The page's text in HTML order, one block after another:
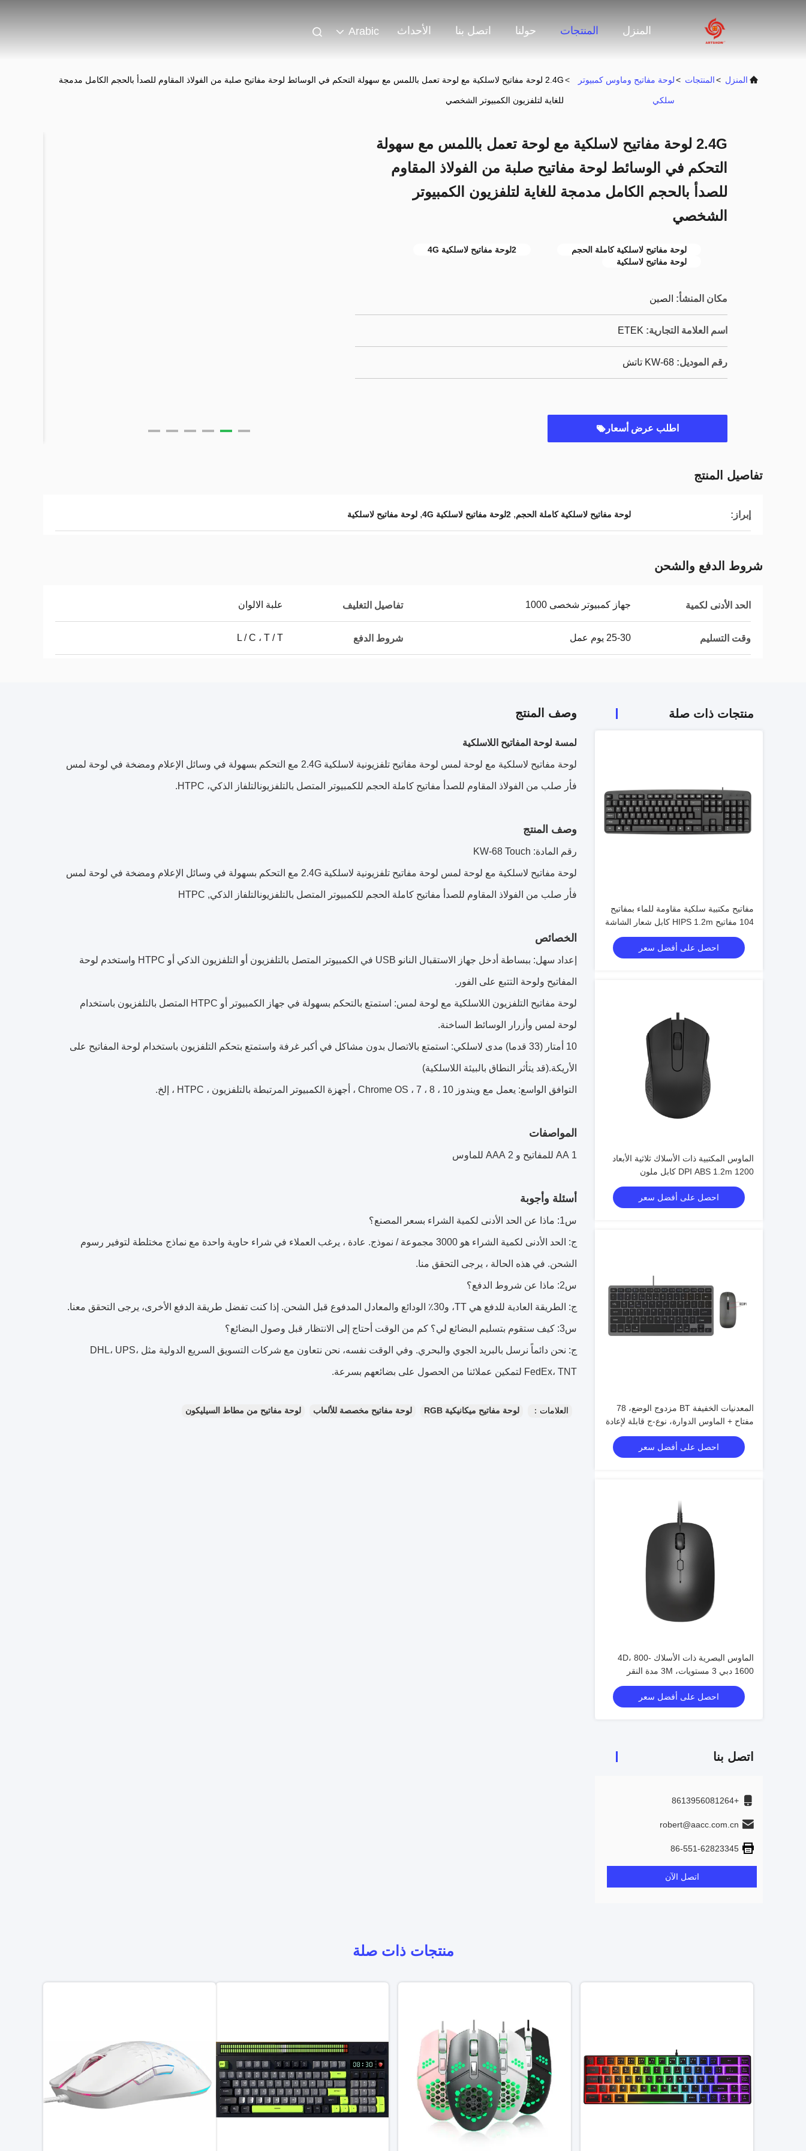
المنزل المنتجات حولنا اتصل بنا الأحداث Arabic
المنزل >المنتجات >لوحة مفاتيح وماوس كمبيوتر
سلكي
> 2.4G لوحة مفاتيح لاسلكية مع لوحة تعمل باللمس مع سهولة التحكم في الوسائط لوحة مفاتيح صلبة من الفولاذ المقاوم للصدأ بالحجم الكامل مدمجة
للغاية لتلفزيون الكمبيوتر الشخصي
2.4G لوحة مفاتيح لاسلكية مع لوحة تعمل باللمس مع سهولة
التحكم في الوسائط لوحة مفاتيح صلبة من الفولاذ المقاوم
للصدأ بالحجم الكامل مدمجة للغاية لتلفزيون الكمبيوتر
الشخصي
لوحة مفاتيح لاسلكية كاملة الحجم
2لوحة مفاتيح لاسلكية 4G
لوحة مفاتيح لاسلكية
مكان المنشأ: الصين
اسم العلامة التجارية: ETEK
رقم الموديل: KW-68 تاتش
اطلب عرض أسعار
تفاصيل المنتج
إبراز: لوحة مفاتيح لاسلكية كاملة الحجم, 2لوحة مفاتيح لاسلكية 4G , لوحة مفاتيح لاسلكية
شروط الدفع والشحن
الحد الأدنى لكمية جهاز كمبيوتر شخصى 1000 تفاصيل التغليف علبة الالوان
وقت التسليم 25-30 يوم عمل شروط الدفع L / C ، T / T
منتجات ذات صلة
مفاتيح مكتبية سلكية مقاومة للماء بمفاتيح
104 مفاتيح HIPS 1.2m كابل شعار الشاشة
الحريرية المخصصة
احصل على أفضل سعر
الماوس المكتبية ذات الأسلاك ثلاثية الأبعاد
1200 DPI ABS 1.2m كابل ملون
احصل على أفضل سعر
المعدنيات الخفيفة BT مزدوج الوضع، 78
مفتاح + الماوس الدوارة، نوع-ج قابلة لإعادة
الشحن
احصل على أفضل سعر
الماوس البصرية ذات الأسلاك 4D، 800-
1600 دبي 3 مستويات، 3M مدة النقر
احصل على أفضل سعر
اتصل بنا
+8613956081264
robert@aacc.com.cn
86-551-62823345
اتصل الآن
وصف المنتج
لمسة لوحة المفاتيح اللاسلكية
لوحة مفاتيح لاسلكية مع لوحة لمس لوحة مفاتيح تلفزيونية لاسلكية 2.4G مع التحكم بسهولة في وسائل الإعلام ومضخة في لوحة لمس
فأر صلب من الفولاذ المقاوم للصدأ مفاتيح كاملة الحجم للكمبيوتر المتصل بالتلفزيونالتلفاز الذكي، HTPC.
وصف المنتج
رقم المادة: KW-68 Touch
لوحة مفاتيح لاسلكية مع لوحة لمس لوحة مفاتيح تلفزيونية لاسلكية 2.4G مع التحكم بسهولة في وسائل الإعلام ومضخة في لوحة لمس
فأر صلب من الفولاذ المقاوم للصدأ مفاتيح كاملة الحجم للكمبيوتر المتصل بالتلفزيونالتلفاز الذكي, HTPC
الخصائص
إعداد سهل: ببساطة أدخل جهاز الاستقبال النانو USB في الكمبيوتر المتصل بالتلفزيون أو التلفزيون الذكي أو HTPC واستخدم لوحة
المفاتيح ولوحة التتبع على الفور.
لوحة مفاتيح التلفزيون اللاسلكية مع لوحة لمس: استمتع بالتحكم بسهولة في جهاز الكمبيوتر أو HTPC المتصل بالتلفزيون باستخدام
لوحة لمس وأزرار الوسائط الساخنة.
10 أمتار (33 قدما) مدى لاسلكي: استمتع بالاتصال بدون مشاكل في أكبر غرفة واستمتع بتحكم التلفزيون باستخدام لوحة المفاتيح على
الأريكة.(قد يتأثر النطاق بالبيئة اللاسلكية)
التوافق الواسع: يعمل مع ويندوز 10 ، 8 ، 7 ، Chrome OS ، أجهزة الكمبيوتر المرتبطة بالتلفزيون ، HTPC ، إلخ.
المواصفات
1 AA للمفاتيح و 2 AAA للماوس
أسئلة وأجوبة
س1: ماذا عن الحد الأدنى لكمية الشراء بسعر المصنع؟
ج: الحد الأدنى لكمية الشراء هو 3000 مجموعة / نموذج. عادة ، يرغب العملاء في شراء حاوية واحدة مع نماذج مختلطة لتوفير رسوم
الشحن. في هذه الحالة ، يرجى التحقق منا.
س2: ماذا عن شروط الدفع؟
ج: الطريقة العادية للدفع هي TT، و30٪ الودائع والمعادل المدفوع قبل الشحن. إذا كنت تفضل طريقة الدفع الأخرى، يرجى التحقق معنا.
س3: كيف ستقوم بتسليم البضائع لي؟ كم من الوقت أحتاج إلى الانتظار قبل وصول البضائع؟
ج: نحن دائماً نرسل بالبريد الجوي والبحري. وفي الوقت نفسه، نحن نتعاون مع شركات التسويق السريع الدولية مثل DHL، UPS،
FedEx، TNT لتمكين عملائنا من الحصول على بضائعهم بسرعة.
العلامات： لوحة مفاتيح ميكانيكية RGB لوحة مفاتيح مخصصة للألعاب لوحة مفاتيح من مطاط السيليكون
منتجات ذات صلة